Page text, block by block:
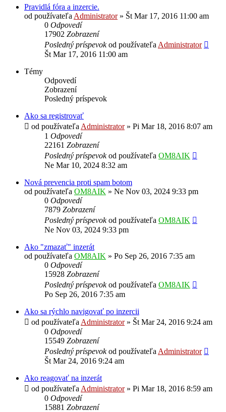
Pravidlá fóra a inzercie.
od používateľa Administrator» Št Mar 17, 2016 11:00 am
0 Odpovedí
17902 Zobrazení
Posledný príspevokod používateľa Administrator
Št Mar 17, 2016 11:00 am
Témy
Odpovedí
Zobrazení
Posledný príspevok
Ako sa registrovať
od používateľa Administrator» Pi Mar 18, 2016 8:07 am
1 Odpovedí
22161 Zobrazení
Posledný príspevokod používateľa OM8AIK
Ne Mar 10, 2024 8:32 am
Nová prevencia proti spam botom
od používateľa OM8AIK » Ne Nov 03, 2024 9:33 pm
0 Odpovedí
7879 Zobrazení
Posledný príspevokod používateľa OM8AIK
Ne Nov 03, 2024 9:33 pm
Ako "zmazať" inzerát
od používateľa OM8AIK » Po Sep 26, 2016 7:35 am
0 Odpovedí
15928 Zobrazení
Posledný príspevokod používateľa OM8AIK
Po Sep 26, 2016 7:35 am
Ako sa rýchlo navigovať po inzercii
od používateľa Administrator» Št Mar 24, 2016 9:24 am
0 Odpovedí
15549 Zobrazení
Posledný príspevokod používateľa Administrator
Št Mar 24, 2016 9:24 am
Ako reagovať na inzerát
od používateľa Administrator» Pi Mar 18, 2016 8:59 am
0 Odpovedí
15881 Zobrazení